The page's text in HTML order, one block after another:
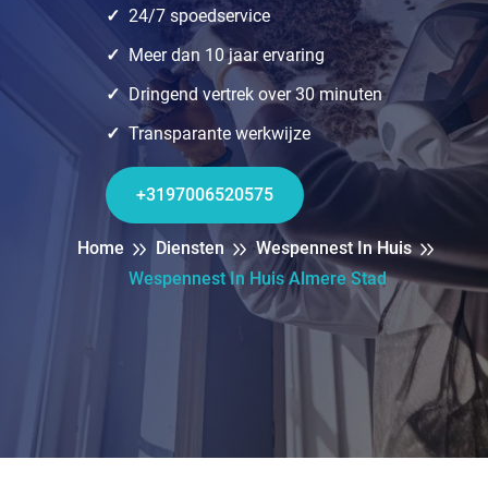
24/7 spoedservice
Meer dan 10 jaar ervaring
Dringend vertrek over 30 minuten
Transparante werkwijze
+3197006520575
Home Diensten
Wespennest In Huis
Wespennest In Huis Almere Stad